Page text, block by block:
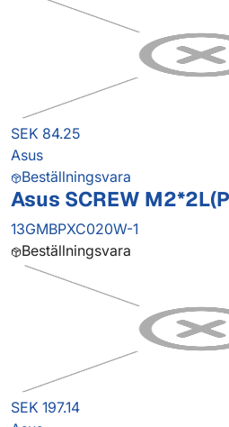
SEK 84.25
Asus
Beställningsvara
Asus SCREW
13GMBPXC020W-1
Beställningsvara
SEK 197.14